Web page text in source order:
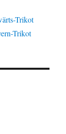
Trikot
Trikot